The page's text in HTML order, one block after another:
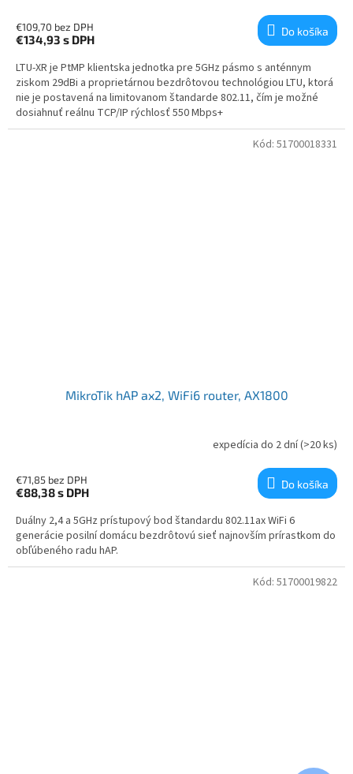
€109,70 bez DPH
€134,93 s DPH
Do košíka
LTU-XR je PtMP klientska jednotka pre 5GHz pásmo s anténnym
ziskom 29dBi a proprietárnou bezdrôtovou technológiou LTU, ktorá
nie je postavená na limitovanom štandarde 802.11, čím je možné
dosiahnuť reálnu TCP/IP rýchlosť 550 Mbps+
MikroTik hAP ax2, WiFi6 router, AX1800
expedícia do 2 dní(>20 ks)
€71,85 bez DPH
€88,38s DPH
Do košíka
Duálny 2,4 a 5GHz prístupový bod štandardu 802.11ax WiFi 6
generácie posilní domácu bezdrôtovú sieť najnovším prírastkom do
obľúbeného radu hAP.
Kód: 51700018331
Kód: 51700019822